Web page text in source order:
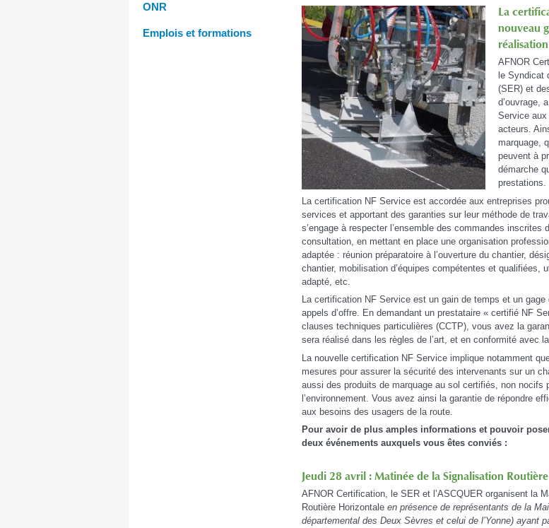
ONR
Emplois et formations
La
nouveau
AFNOR
le Syndicat
(SER) et
d’ouvrage,
Service
acteurs.
marquage,
peuvent à
démarche
prestations.
La certification NF Service est accordée aux entreprises
services et apportant des garanties sur leur méthode de
s’engage à respecter l’ensemble des commandes inscrites
consultation, en mettant en place une organisation
adaptée : réunion préparatoire à l’ouverture du chantier,
chantier, mobilisation d’équipes compétentes et qualifiées,
adapté, etc.
La certification NF Service est un gain de temps et un
appels d’offre. En demandant un prestataire « certifié NF
clauses techniques particulières (CCTP), vous avez la
sera réalisé dans les règles de l’art, et en conformité avec
La nouvelle certification NF Service implique notamment
mesures pour assurer la sécurité des intervenants sur un
aussi des produits de marquage au sol certifiés, non nocifs
l’environnement. Vous avez ainsi la garantie de répondre
aux besoins des usagers de la route.
Pour avoir de plus amples informations et pouvoir
deux événements auxquels vous êtes conviés :
Jeudi 28 avril : Matinée de la Signalisation
AFNOR Certification, le SER et l’ASCQUER organisent la
Routière Horizontale en présence de représentants de la
départemental des Deux Sèvres et celui de l’Yonne) ayant